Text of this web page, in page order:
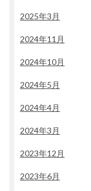
2025年3月
2024年11月
2024年10月
2024年5月
2024年4月
2024年3月
2023年12月
2023年6月